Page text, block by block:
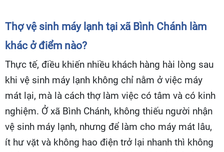
Thợ vệ sinh máy lạnh tại xã Bình Chánh làm
khác ở điểm nào?
Thực tế, điều khiến nhiều khách hàng hài lòng sau
khi vệ sinh máy lạnh không chỉ nằm ở việc máy
mát lại, mà là cách thợ làm việc có tâm và có kinh
nghiệm. Ở xã Bình Chánh, không thiếu người nhận
vệ sinh máy lạnh, nhưng để làm cho máy mát lâu,
ít hư vặt và không hao điện trở lại nhanh thì không